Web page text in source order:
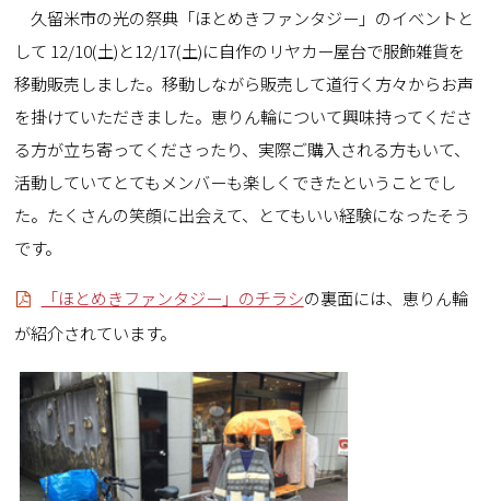
久留米市の光の祭典「ほとめきファンタジー」のイベントと
して 12/10(土)と12/17(土)に自作のリヤカー屋台で服飾雑貨を
移動販売しました。移動しながら販売して道行く方々からお声
を掛けていただきました。恵りん輪について興味持ってくださ
る方が立ち寄ってくださったり、実際ご購入される方もいて、
活動していてとてもメンバーも楽しくできたということでし
た。たくさんの笑顔に出会えて、とてもいい経験になったそう
です。
「ほとめきファンタジー」のチラシの裏面には、恵りん輪
が紹介されています。